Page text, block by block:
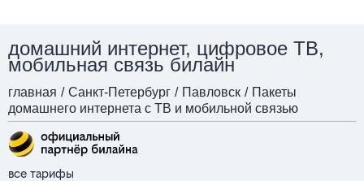
домашний интернет, цифровое ТВ,
мобильная связь билайн
главная / Санкт-Петербург / Павловск / Пакеты
домашнего интернета с ТВ и мобильной связью
все тарифы